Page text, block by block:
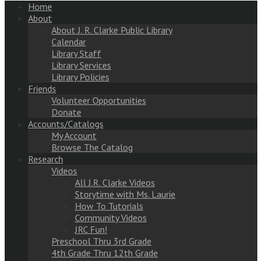
Home
About
About J. R. Clarke Public Library
Calendar
Library Staff
Library Services
Library Policies
Friends
Volunteer Opportunities
Donate
Accounts/Catalogs
My Account
Browse The Catalog
Research
Videos
All J.R. Clarke Videos
Storytime with Ms. Laurie
How To Tutorials
Community Videos
JRC Fun!
Preschool Thru 3rd Grade
4th Grade Thru 12th Grade